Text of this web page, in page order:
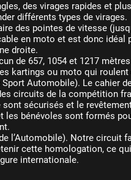
des virages rapides et
différents types de virages.
des pointes de vitesse
en moto et est donc idéal
droite.
de 657, 1054 et 1217
kartings ou moto qui roulent
Automobile). Le cahier
circuits de la compétition
sécurisés et le
bénévoles sont formés
l’Automobile). Notre circuit
cette homologation, ce qui
internationale.